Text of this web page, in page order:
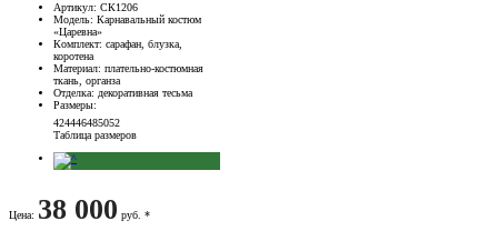
Артикул: СК1206
Модель: Карнавальный костюм
«Царевна»
Комплект: сарафан, блузка,
коротена
Материал: плательно-костюмная
ткань, органза
Отделка: декоративная тесьма
Размеры:
424446485052
Таблица размеров
Цена: 38 000 руб. *